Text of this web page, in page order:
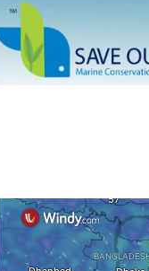
ঢাকার আকাশও মেঘলা
আগস্টে টানা বৃষ্টি ও বন্যার
একাধিক লঘুচাপের শঙ্কা
স্বস্তি ও শঙ্কার পূর্বাভাস